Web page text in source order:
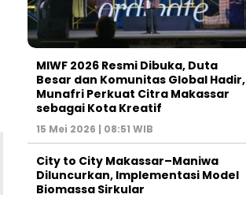
MIWF 2026 Resmi Dibuka, Duta
Besar dan Komunitas Global Hadir,
Munafri Perkuat Citra Makassar
sebagai Kota Kreatif
15 Mei 2026 | 08:51 WIB
City to City Makassar–Maniwa
Diluncurkan, Implementasi Model
Biomassa Sirkular